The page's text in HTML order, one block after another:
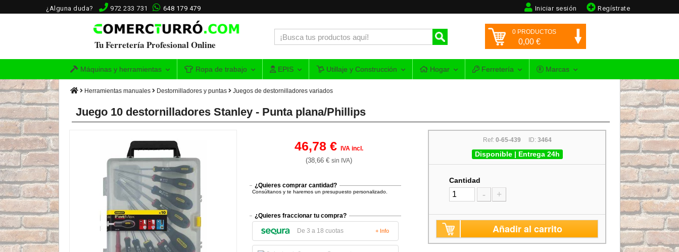
¿Alguna duda? 972 233 731 648 179 479 Regístrate
Iniciar sesión
Tu Ferretería Profesional Online
0 PRODUCTOS
0,00 €
Máquinas y herramientas Ropa de trabajo EPIS Utillaje y Construcción Hogar Ferretería Marcas
Herramientas manuales Destornilladores y puntas Juegos de destornilladores variados
Juego 10 destornilladores Stanley - Punta plana/Phillips
46,78 €IVA incl.
(38,66 €sin IVA)
¿Quieres comprar cantidad?
Consúltanos y te haremos un presupuesto personalizado.
¿Quieres fraccionar tu compra?
De 3 a 18 cuotas + Info
Ref: 0-65-439 ID: 3464
Disponible | Entrega 24h
Cantidad
- +
Añadir al carrito